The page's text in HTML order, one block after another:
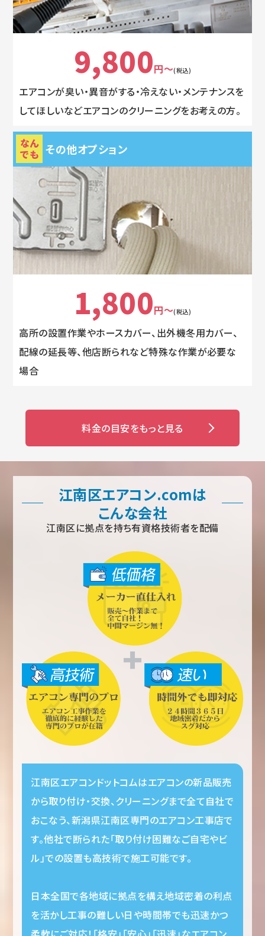
9,800円～(税込)
エアコンが臭い・異音がする・冷えない・メンテナンスを
してほしいなどエアコンのクリーニングをお考えの方。
なん
でも その他オプション
1,800円～(税込)
高所の設置作業やホースカバー、出外機冬用カバー、
配線の延長等、他店断られなど特殊な作業が必要な
場合
料金の目安をもっと見る
江南区エアコン.comは
こんな会社
江南区に拠点を持ち有資格技術者を配備
江南区エアコンドットコムはエアコンの新品販売
から取り付け・交換、クリーニングまで全て自社で
おこなう、新潟県江南区専門のエアコン工事店で
す。他社で断られた「取り付け困難なご自宅やビ
ル」での設置も高技術で施工可能です。
日本全国で各地域に拠点を構え地域密着の利点
を活かし工事の難しい日や時間帯でも迅速かつ